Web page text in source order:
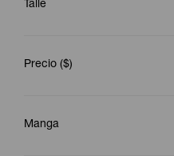
Talle
Precio ($)
Manga